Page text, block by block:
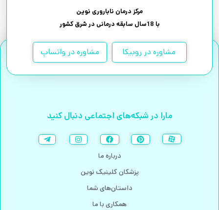
مرکز درمان ناباروری نوین
با 18سال سابقه درمانی در شرق کشور
مشاوره در واتساپ مشاوره در روبیکا
مارا در شبکه‌های اجتماعی دنبال کنید
درباره ما
پزشکان کلینیک نوین
داستان‌های شما
همکاری با ما